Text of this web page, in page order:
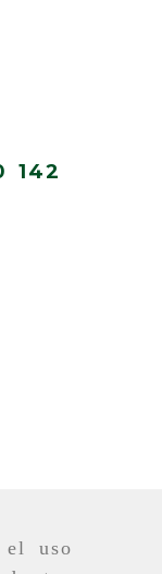
uso
142